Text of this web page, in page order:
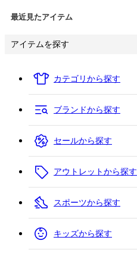
最近見たアイテム
アイテムを探す
カテゴリから探す
ブランドから探す
セールから探す
アウトレットから探す
スポーツから探す
キッズから探す